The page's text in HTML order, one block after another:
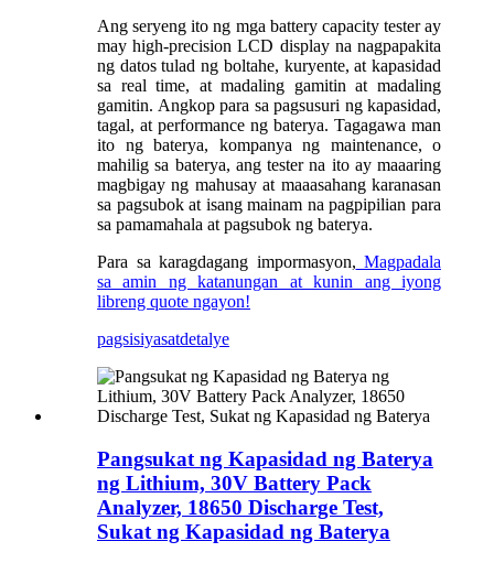
Ang seryeng ito ng mga battery capacity tester ay
may high-precision LCD display na nagpapakita
ng datos tulad ng boltahe, kuryente, at kapasidad
sa real time, at madaling gamitin at madaling
gamitin. Angkop para sa pagsusuri ng kapasidad,
tagal, at performance ng baterya. Tagagawa man
ito ng baterya, kompanya ng maintenance, o
mahilig sa baterya, ang tester na ito ay maaaring
magbigay ng mahusay at maaasahang karanasan
sa pagsubok at isang mainam na pagpipilian para
sa pamamahala at pagsubok ng baterya.
Para sa karagdagang impormasyon, Magpadala
sa amin ng katanungan at kunin ang iyong
libreng quote ngayon!
pagsisiyasatdetalye
Pangsukat ng Kapasidad ng Baterya
ng Lithium, 30V Battery Pack
Analyzer, 18650 Discharge Test,
Sukat ng Kapasidad ng Baterya